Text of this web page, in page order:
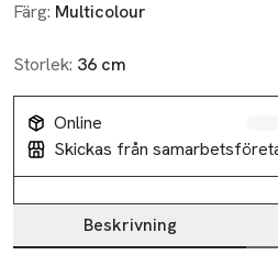
Färg: Multicolour
Storlek: 36 cm
Online
Skickas från
Beskrivning